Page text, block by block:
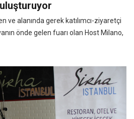
ve alanında gerek katılımcı-ziyaretçi
önde gelen fuarı olan Host Milano,